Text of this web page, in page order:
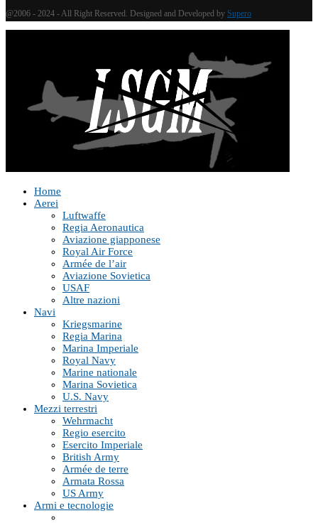
@2006 - 2024 - All Right Reserved. Designed and Developed by Supero
Home
Aerei
Luftwaffe
Regia Aeronautica
Aviazione giapponese
Royal Air Force
Armée de l’air
Aviazione Sovietica
USAF
Altre nazioni
Navi
Kriegsmarine
Regia Marina
Marina Imperiale
Royal Navy
Marine nationale
Marina Sovietica
U.S. Navy
Mezzi terrestri
Wehrmacht
Regio esercito
Esercito Imperiale
British Army
Armée de terre
Armata Rossa
US Army
Armi e tecnologie